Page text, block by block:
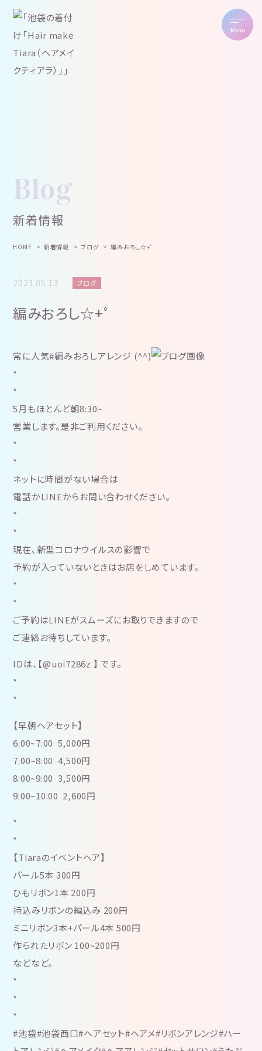
Menu
Blog
新着情報
HOME 新着情報 ブログ 編みおろし☆+゜
2021.05.13 ブログ
編みおろし☆+゜
常に人気#編みおろしアレンジ (^^)
*
*
5月もほとんど朝8:30~
営業します。是非ご利用ください。
*
*
ネットに時間がない場合は
電話かLINEからお問い合わせください。
*
*
現在、新型コロナウイルスの影響で
予約が入っていないときはお店をしめています。
*
*
ご予約はLINEがスムーズにお取りできますので
ご連絡お待ちしています。
IDは、【@uoi7286z 】 です。
*
*
【早朝ヘアセット】
6:00~7:00 5,000円
7:00~8:00 4,500円
8:00~9:00 3,500円
9:00~10:00 2,600円
*
*
【Tiaraのイベントヘア】
パール5本 300円
ひもリボン1本 200円
持込みリボンの編込み 200円
ミニリボン3本+パール4本 500円
作られたリボン 100~200円
などなど。
*
*
*
#池袋#池袋西口#ヘアセット#ヘアメ#リボンアレンジ#ハー